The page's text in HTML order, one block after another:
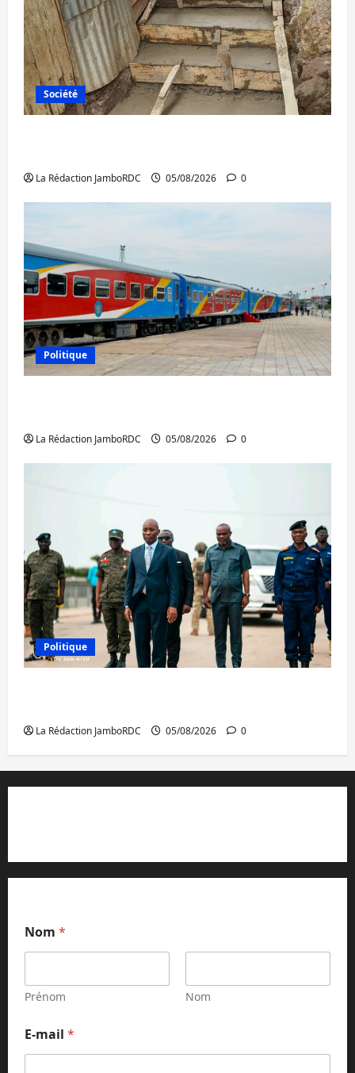
Société
La Rédaction JamboRDC 05/08/2026 0
Politique
La Rédaction JamboRDC 05/08/2026 0
Politique
La Rédaction JamboRDC 05/08/2026 0
Nom *
Prénom Nom
o
m
E-mail *